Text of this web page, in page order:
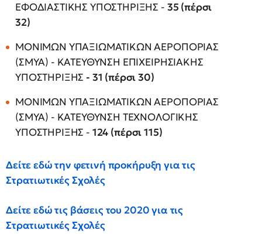
ΕΦΟΔΙΑΣΤΙΚΗΣ ΥΠΟΣΤΗΡΙΞΗΣ - 35 (πέρσι
32)
ΜΟΝΙΜΩΝ ΥΠΑΞΙΩΜΑΤΙΚΩΝ ΑΕΡΟΠΟΡΙΑΣ
(ΣΜΥΑ) - ΚΑΤΕΥΘΥΝΣΗ ΕΠΙΧΕΙΡΗΣΙΑΚΗΣ
ΥΠΟΣΤΗΡΙΞΗΣ - 31 (πέρσι 30)
ΜΟΝΙΜΩΝ ΥΠΑΞΙΩΜΑΤΙΚΩΝ ΑΕΡΟΠΟΡΙΑΣ
(ΣΜΥΑ) - ΚΑΤΕΥΘΥΝΣΗ ΤΕΧΝΟΛΟΓΙΚΗΣ
ΥΠΟΣΤΗΡΙΞΗΣ - 124 (πέρσι 115)
Δείτε εδώ την φετινή προκήρυξη για τις
Στρατιωτικές Σχολές
Δείτε εδώ τις βάσεις του 2020 για τις
Στρατιωτικές Σχολές